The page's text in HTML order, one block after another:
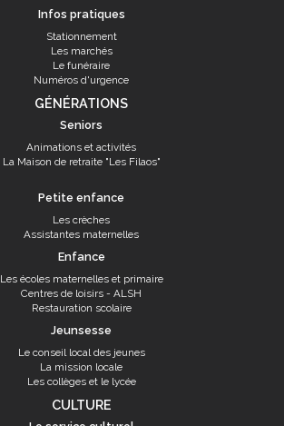
Infos pratiques
Stationnement
Les marchés
Le funéraire
Numéros d'urgence
GÉNÉRATIONS
Seniors
Animations et activités
La Maison de retraite "Les Filaos"
Petite enfance
Les crèches
Assistantes maternelles
Enfance
Les écoles maternelles et primaire
Centres de loisirs - ALSH
Restauration scolaire
Jeunsesse
Le conseil local des jeunes
La mission locale
Les collèges et le lycée
CULTURE